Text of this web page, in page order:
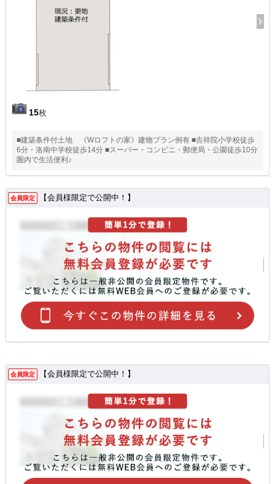
15枚
■建築条件付土地 《Wロフトの家》建物プラン例有 ■吉祥院小学校徒歩
6分・洛南中学校徒歩14分 ■スーパー・コンビニ・郵便局・公園徒歩10分
圏内で生活便利♪
会員限定 【会員様限定で公開中！】
会員限定 【会員様限定で公開中！】